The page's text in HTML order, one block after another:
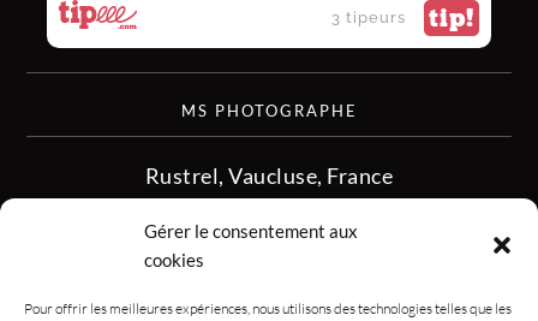
Gérer le consentement aux
cookies
Pour offrir les meilleures expériences, nous utilisons des technologies telles que les
3 tipeurs tip!
MS PHOTOGRAPHE
Rustrel, Vaucluse, France
06.08.50.16.28
contact.msphotographe (at) gmail.com